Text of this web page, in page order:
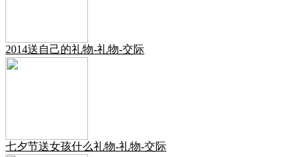
2014送自己的礼物-礼物-交际
七夕节送女孩什么礼物-礼物-交际